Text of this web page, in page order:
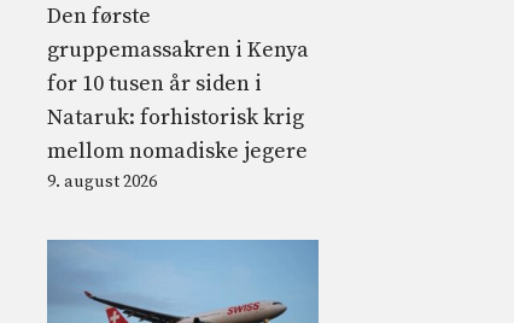
Den første
gruppemassakren i Kenya
for 10 tusen år siden i
Nataruk: forhistorisk krig
mellom nomadiske jegere
9. august 2026